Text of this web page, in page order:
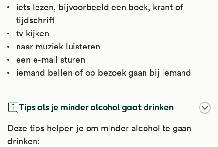
iets lezen, bijvoorbeeld een boek, krant of
tijdschrift
tv kijken
naar muziek luisteren
een e-mail sturen
iemand bellen of op bezoek gaan bij iemand
Tips als je minder alcohol gaat drinken
Deze tips helpen je om minder alcohol te gaan
drinken: